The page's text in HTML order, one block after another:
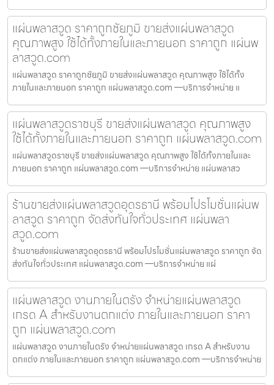
แผ่นพลาสวูด ราคาถูกชัยภูมิ ขายส่งแผ่นพลาสวูด
คุณภาพสูง ใช้ได้ทั้งภายในและภายนอก ราคาถูก แผ่นพ
ลาสวูด.com
แผ่นพลาสวูด ราคาถูกชัยภูมิ ขายส่งแผ่นพลาสวูด คุณภาพสูง ใช้ได้ทั้ง
ภายในและภายนอก ราคาถูก แผ่นพลาสวูด.com —บริการจำหน่าย แ
แผ่นพลาสวูดราชบุรี ขายส่งแผ่นพลาสวูด คุณภาพสูง
ใช้ได้ทั้งภายในและภายนอก ราคาถูก แผ่นพลาสวูด.com
แผ่นพลาสวูดราชบุรี ขายส่งแผ่นพลาสวูด คุณภาพสูง ใช้ได้ทั้งภายในและ
ภายนอก ราคาถูก แผ่นพลาสวูด.com —บริการจำหน่าย แผ่นพลาสว
ร้านขายส่งแผ่นพลาสวูดอุดรธานี พร้อมโปรโมชั่นแผ่นพ
ลาสวูด ราคาถูก จัดส่งทันใจทั่วประเทศ แผ่นพลา
สวูด.com
ร้านขายส่งแผ่นพลาสวูดอุดรธานี พร้อมโปรโมชั่นแผ่นพลาสวูด ราคาถูก จัด
ส่งทันใจทั่วประเทศ แผ่นพลาสวูด.com —บริการจำหน่าย แผ่
แผ่นพลาสวูด งานภายในตรัง จำหน่ายแผ่นพลาสวูด
เกรด A สำหรับงานตกแต่ง ภายในและภายนอก ราคา
ถูก แผ่นพลาสวูด.com
แผ่นพลาสวูด งานภายในตรัง จำหน่ายแผ่นพลาสวูด เกรด A สำหรับงาน
ตกแต่ง ภายในและภายนอก ราคาถูก แผ่นพลาสวูด.com —บริการจำหน่าย